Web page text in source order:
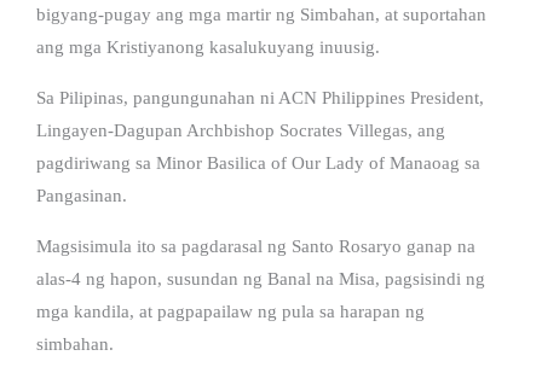
bigyang-pugay ang mga martir ng Simbahan, at suportahan
ang mga Kristiyanong kasalukuyang inuusig.
Sa Pilipinas, pangungunahan ni ACN Philippines President,
Lingayen-Dagupan Archbishop Socrates Villegas, ang
pagdiriwang sa Minor Basilica of Our Lady of Manaoag sa
Pangasinan.
Magsisimula ito sa pagdarasal ng Santo Rosaryo ganap na
alas-4 ng hapon, susundan ng Banal na Misa, pagsisindi ng
mga kandila, at pagpapailaw ng pula sa harapan ng
simbahan.